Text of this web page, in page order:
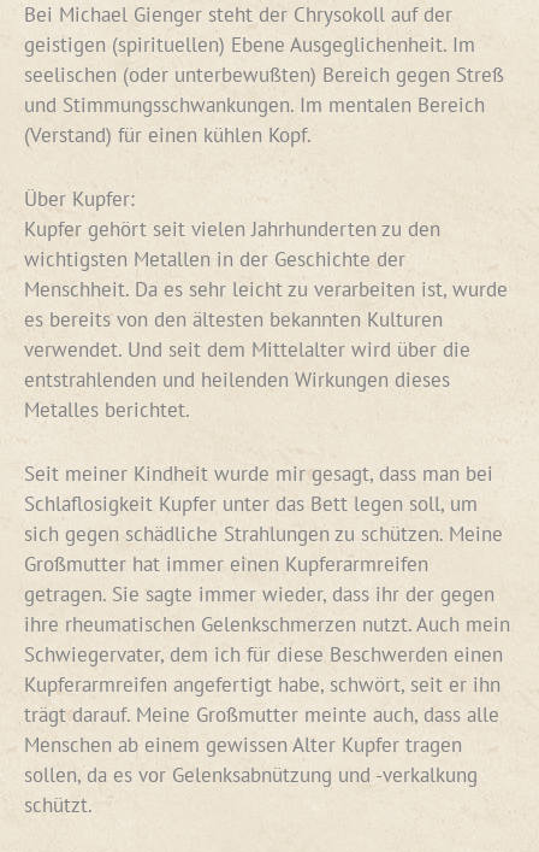
Bei Michael Gienger steht der Chrysokoll auf der
geistigen (spirituellen) Ebene Ausgeglichenheit. Im
seelischen (oder unterbewußten) Bereich gegen Streß
und Stimmungsschwankungen. Im mentalen Bereich
(Verstand) für einen kühlen Kopf.
Über Kupfer:
Kupfer gehört seit vielen Jahrhunderten zu den
wichtigsten Metallen in der Geschichte der
Menschheit. Da es sehr leicht zu verarbeiten ist, wurde
es bereits von den ältesten bekannten Kulturen
verwendet. Und seit dem Mittelalter wird über die
entstrahlenden und heilenden Wirkungen dieses
Metalles berichtet.
Seit meiner Kindheit wurde mir gesagt, dass man bei
Schlaflosigkeit Kupfer unter das Bett legen soll, um
sich gegen schädliche Strahlungen zu schützen. Meine
Großmutter hat immer einen Kupferarmreifen
getragen. Sie sagte immer wieder, dass ihr der gegen
ihre rheumatischen Gelenkschmerzen nutzt. Auch mein
Schwiegervater, dem ich für diese Beschwerden einen
Kupferarmreifen angefertigt habe, schwört, seit er ihn
trägt darauf. Meine Großmutter meinte auch, dass alle
Menschen ab einem gewissen Alter Kupfer tragen
sollen, da es vor Gelenksabnützung und -verkalkung
schützt.